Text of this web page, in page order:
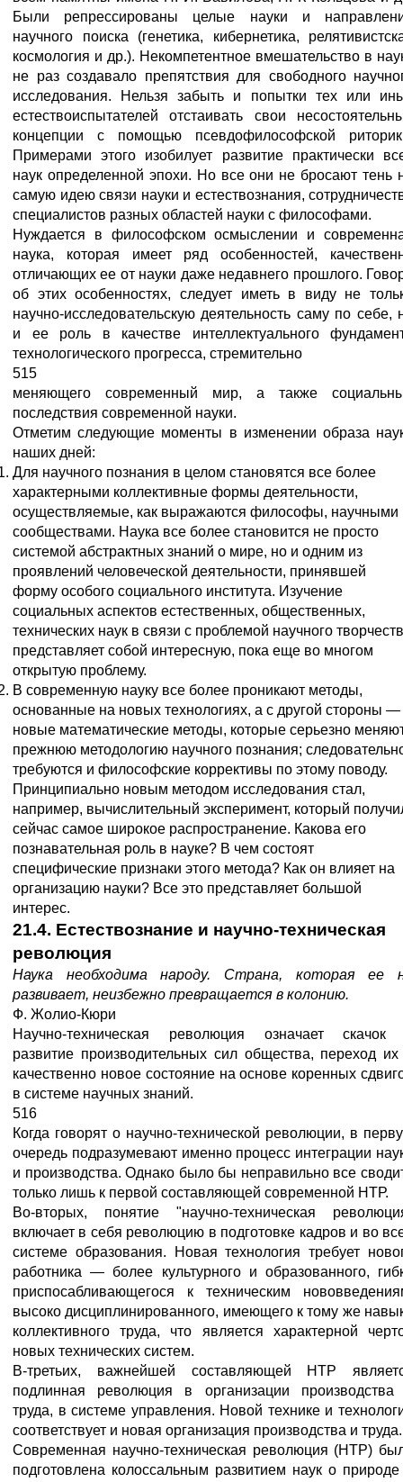
Были репрессированы целые науки и
научного поиска (генетика, кибернетика,
космология и др.). Некомпетентное вмешательство в
не раз создавало препятствия для свободного
исследования. Нельзя забыть и попытки тех или
естествоиспытателей отстаивать свои
концепции с помощью псевдофилософской
Примерами этого изобилует развитие практически
наук определенной эпохи. Но все они не бросают тень
самую идею связи науки и естествознания,
специалистов разных областей науки с философами.
Нуждается в философском осмыслении и
наука, которая имеет ряд особенностей,
отличающих ее от науки даже недавнего прошлого.
об этих особенностях, следует иметь в виду не
научно-исследовательскую деятельность саму по себе,
и ее роль в качестве интеллектуального
технологического прогресса, стремительно
515
меняющего современный мир, а также
последствия современной науки.
Отметим следующие моменты в изменении образа
наших дней:
Для научного познания в целом становятся все более
характерными коллективные формы деятельности,
осуществляемые, как выражаются философы, научными
сообществами. Наука все более становится не просто
системой абстрактных знаний о мире, но и одним из
проявлений человеческой деятельности, принявшей
форму особого социального института. Изучение
социальных аспектов естественных, общественных,
технических наук в связи с проблемой научного
представляет собой интересную, пока еще во многом
открытую проблему.
В современную науку все более проникают методы,
основанные на новых технологиях, а с другой стороны —
новые математические методы, которые серьезно
прежнюю методологию научного познания;
требуются и философские коррективы по этому поводу.
Принципиально новым методом исследования стал,
например, вычислительный эксперимент, который
сейчас самое широкое распространение. Какова его
познавательная роль в науке? В чем состоят
специфические признаки этого метода? Как он влияет на
организацию науки? Все это представляет большой
интерес.
21.4. Естествознание и научно-техническая
революция
Наука необходима народу. Страна, которая ее
развивает, неизбежно превращается в колонию.
Ф. Жолио-Кюри
Научно-техническая революция означает скачок
развитие производительных сил общества, переход
качественно новое состояние на основе коренных
в системе научных знаний.
516
Когда говорят о научно-технической революции, в
очередь подразумевают именно процесс интеграции
и производства. Однако было бы неправильно все
только лишь к первой составляющей современной НТР.
Во-вторых, понятие "научно-техническая
включает в себя революцию в подготовке кадров и во
системе образования. Новая технология требует
работника — более культурного и образованного,
приспосабливающегося к техническим
высоко дисциплинированного, имеющего к тому же
коллективного труда, что является характерной
новых технических систем.
В-третьих, важнейшей составляющей НТР
подлинная революция в организации
труда, в системе управления. Новой технике и
соответствует и новая организация производства и труда.
Современная научно-техническая революция (НТР)
подготовлена колоссальным развитием наук о